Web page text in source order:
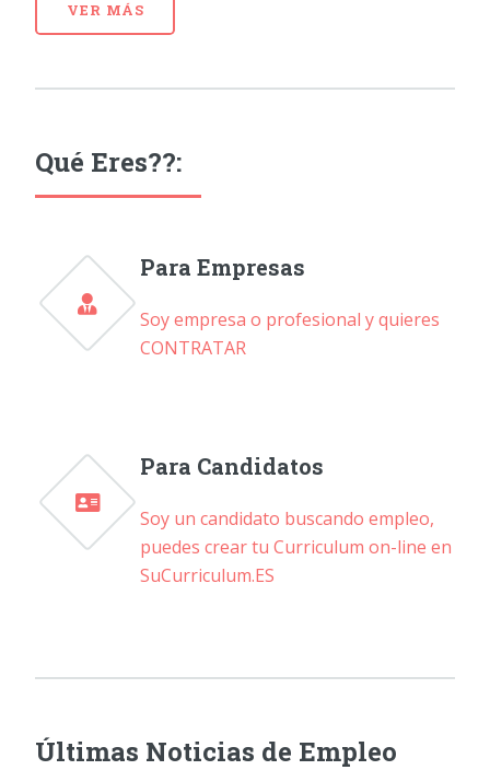
VER MÁS
Qué Eres??:
Para Empresas
Soy empresa o profesional y quieres
CONTRATAR
Para Candidatos
Soy un candidato buscando empleo,
puedes crear tu Curriculum on-line en
SuCurriculum.ES
Últimas Noticias de Empleo